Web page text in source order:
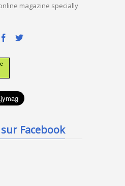
magazine specially
Facebook